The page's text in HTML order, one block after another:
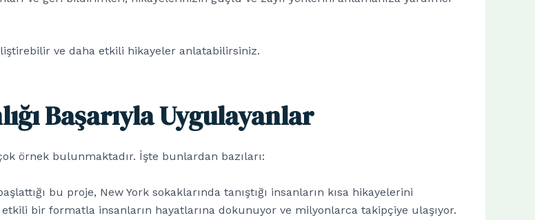
ve daha etkili hikayeler anlatabilirsiniz.
Başarıyla Uygulayanlar
örnek bulunmaktadır. İşte bunlardan bazıları:
bu proje, New York sokaklarında tanıştığı insanların kısa hikayelerini
bir formatla insanların hayatlarına dokunuyor ve milyonlarca takipçiye ulaşıyor.